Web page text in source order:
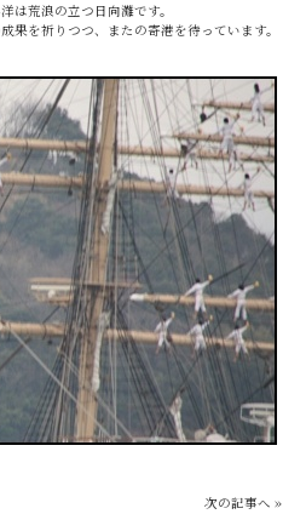
は荒浪の立つ日向灘です。
果を祈りつつ、またの寄港を待っています。
次の記事へ »